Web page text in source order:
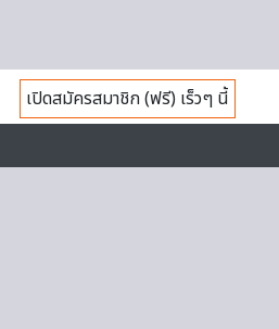
เปิดสมัครสมาชิก (ฟรี) เร็วๆ นี้